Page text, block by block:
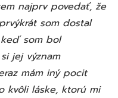
najprv povedať, že
som dostal
som bol
jej význam
mám iný pocit
kvôli láske, ktorú mi